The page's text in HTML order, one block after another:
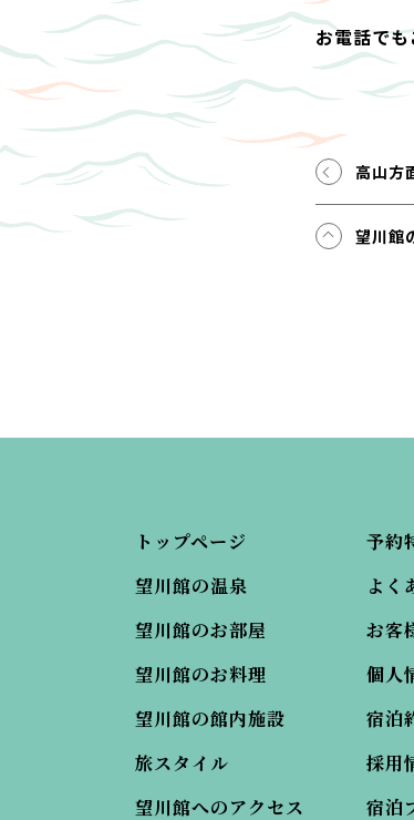
お電話で
高山方
望川館
トップページ
望川館の温泉
望川館のお部屋
望川館のお料理
望川館の館内施設
旅スタイル
望川館へのアクセス
予約
よく
お客
個人
宿泊
採用
宿泊